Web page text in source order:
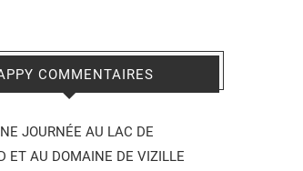
COMMENTAIRES
JOURNÉE AU LAC DE
ET AU DOMAINE DE VIZILLE